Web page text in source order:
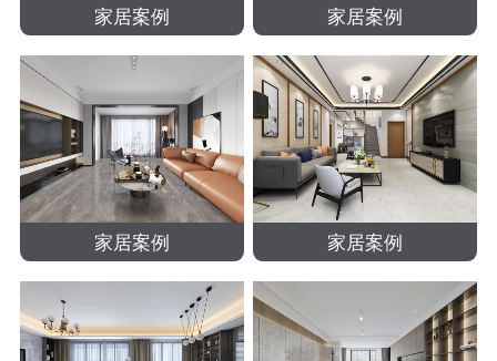
家居案例 家居案例
家居案例 家居案例